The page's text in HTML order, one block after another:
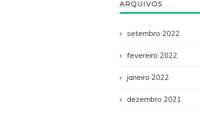
ARQUIVOS
setembro 2022
fevereiro 2022
janeiro 2022
dezembro 2021